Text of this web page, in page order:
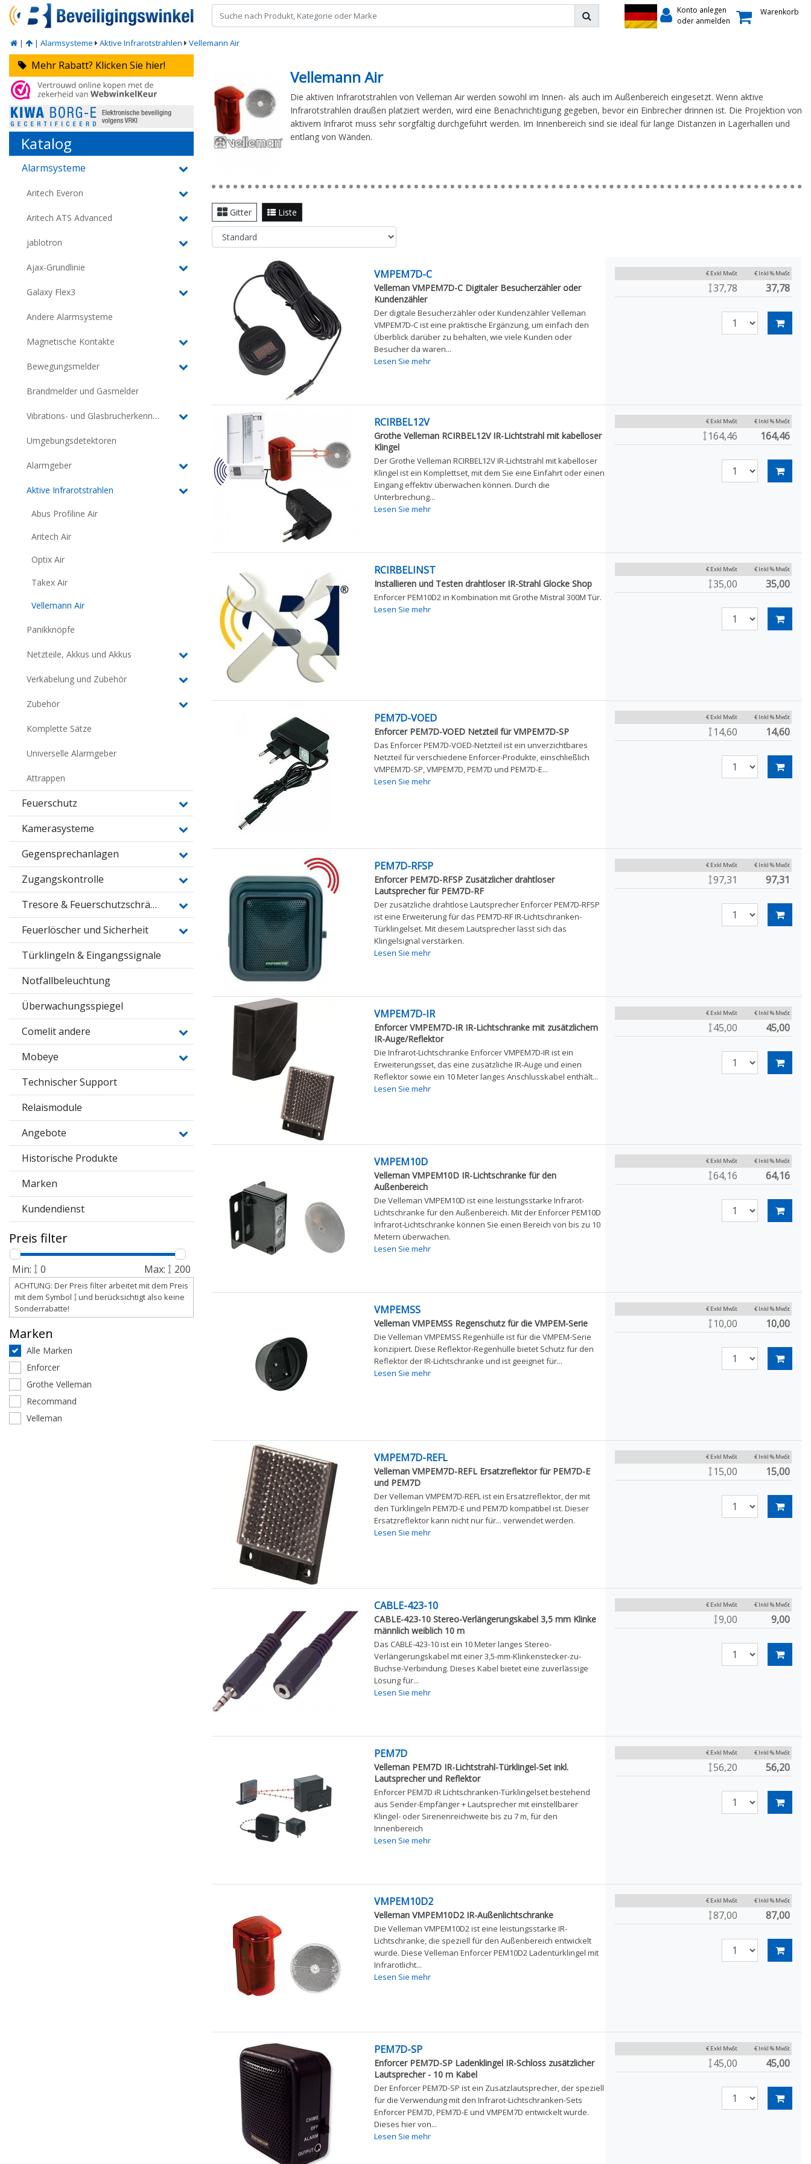
Konto anlegen
oder anmelden
Warenkorb
| | Alarmsysteme Aktive Infrarotstrahlen Vellemann Air
Mehr Rabatt? Klicken Sie hier!
Katalog
Alarmsysteme
Aritech Everon
Aritech ATS Advanced
jablotron
Ajax-Grundlinie
Galaxy Flex3
Andere Alarmsysteme
Magnetische Kontakte
Bewegungsmelder
Brandmelder und Gasmelder
Vibrations- und Glasbrucherkennung
Umgebungsdetektoren
Alarmgeber
Aktive Infrarotstrahlen
Abus Profiline Air
Aritech Air
Optix Air
Takex Air
Vellemann Air
Panikknöpfe
Netzteile, Akkus und Akkus
Verkabelung und Zubehör
Zubehör
Komplette Sätze
Universelle Alarmgeber
Attrappen
Feuerschutz
Kamerasysteme
Gegensprechanlagen
Zugangskontrolle
Tresore & Feuerschutzschränke
Feuerlöscher und Sicherheit
Türklingeln & Eingangssignale
Notfallbeleuchtung
Überwachungsspiegel
Comelit andere
Mobeye
Technischer Support
Relaismodule
Angebote
Historische Produkte
Marken
Kundendienst
Preis filter
Min: 0 Max: 200
ACHTUNG: Der Preis filter arbeitet mit dem Preis
mit dem Symbol
und berücksichtigt also keine
Sonderrabatte!
Marken
Alle Marken
Enforcer
Grothe Velleman
Recommand
Velleman
Vellemann Air
Die aktiven Infrarotstrahlen von Velleman Air werden sowohl im Innen- als auch im Außenbereich eingesetzt. Wenn aktive
Infrarotstrahlen draußen platziert werden, wird eine Benachrichtigung gegeben, bevor ein Einbrecher drinnen ist. Die Projektion von
aktivem Infrarot muss sehr sorgfältig durchgeführt werden. Im Innenbereich sind sie ideal für lange Distanzen in Lagerhallen und
entlang von Wänden.
Gitter Liste
VMPEM7D-C
Velleman VMPEM7D-C Digitaler Besucherzähler oder
Kundenzähler
Der digitale Besucherzähler oder Kundenzähler Velleman
VMPEM7D-C ist eine praktische Ergänzung, um einfach den
Überblick darüber zu behalten, wie viele Kunden oder
Besucher da waren...
Lesen Sie mehr
€ Exkl MwSt € Inkl % MwSt
37,78 37,78
RCIRBEL12V
Grothe Velleman RCIRBEL12V IR-Lichtstrahl mit kabelloser
Klingel
Der Grothe Velleman RCIRBEL12V IR-Lichtstrahl mit kabelloser
Klingel ist ein Komplettset, mit dem Sie eine Einfahrt oder einen
Eingang effektiv überwachen können. Durch die
Unterbrechung...
Lesen Sie mehr
€ Exkl MwSt € Inkl % MwSt
164,46 164,46
RCIRBELINST
Installieren und Testen drahtloser IR-Strahl Glocke Shop
Enforcer PEM10D2 in Kombination mit Grothe Mistral 300M Tür.
Lesen Sie mehr
€ Exkl MwSt € Inkl % MwSt
35,00 35,00
PEM7D-VOED
Enforcer PEM7D-VOED Netzteil für VMPEM7D-SP
Das Enforcer PEM7D-VOED-Netzteil ist ein unverzichtbares
Netzteil für verschiedene Enforcer-Produkte, einschließlich
VMPEM7D-SP, VMPEM7D, PEM7D und PEM7D-E...
Lesen Sie mehr
€ Exkl MwSt € Inkl % MwSt
14,60 14,60
PEM7D-RFSP
Enforcer PEM7D-RFSP Zusätzlicher drahtloser
Lautsprecher für PEM7D-RF
Der zusätzliche drahtlose Lautsprecher Enforcer PEM7D-RFSP
ist eine Erweiterung für das PEM7D-RF IR-Lichtschranken-
Türklingelset. Mit diesem Lautsprecher lässt sich das
Klingelsignal verstärken.
Lesen Sie mehr
€ Exkl MwSt € Inkl % MwSt
97,31 97,31
VMPEM7D-IR
Enforcer VMPEM7D-IR IR-Lichtschranke mit zusätzlichem
IR-Auge/Reflektor
Die Infrarot-Lichtschranke Enforcer VMPEM7D-IR ist ein
Erweiterungsset, das eine zusätzliche IR-Auge und einen
Reflektor sowie ein 10 Meter langes Anschlusskabel enthält...
Lesen Sie mehr
€ Exkl MwSt € Inkl % MwSt
45,00 45,00
VMPEM10D
Velleman VMPEM10D IR-Lichtschranke für den
Außenbereich
Die Velleman VMPEM10D ist eine leistungsstarke Infrarot-
Lichtschranke für den Außenbereich. Mit der Enforcer PEM10D
Infrarot-Lichtschranke können Sie einen Bereich von bis zu 10
Metern überwachen.
Lesen Sie mehr
€ Exkl MwSt € Inkl % MwSt
64,16 64,16
VMPEMSS
Velleman VMPEMSS Regenschutz für die VMPEM-Serie
Die Velleman VMPEMSS Regenhülle ist für die VMPEM-Serie
konzipiert. Diese Reflektor-Regenhülle bietet Schutz für den
Reflektor der IR-Lichtschranke und ist geeignet für...
Lesen Sie mehr
€ Exkl MwSt € Inkl % MwSt
10,00 10,00
VMPEM7D-REFL
Velleman VMPEM7D-REFL Ersatzreflektor für PEM7D-E
und PEM7D
Der Velleman VMPEM7D-REFL ist ein Ersatzreflektor, der mit
den Türklingeln PEM7D-E und PEM7D kompatibel ist. Dieser
Ersatzreflektor kann nicht nur für... verwendet werden.
Lesen Sie mehr
€ Exkl MwSt € Inkl % MwSt
15,00 15,00
CABLE-423-10
CABLE-423-10 Stereo-Verlängerungskabel 3,5 mm Klinke
männlich weiblich 10 m
Das CABLE-423-10 ist ein 10 Meter langes Stereo-
Verlängerungskabel mit einer 3,5-mm-Klinkenstecker-zu-
Buchse-Verbindung. Dieses Kabel bietet eine zuverlässige
Lösung für...
Lesen Sie mehr
€ Exkl MwSt € Inkl % MwSt
9,00 9,00
PEM7D
Velleman PEM7D IR-Lichtstrahl-Türklingel-Set inkl.
Lautsprecher und Reflektor
Enforcer PEM7D iR Lichtschranken-Türklingelset bestehend
aus Sender-Empfänger + Lautsprecher mit einstellbarer
Klingel- oder Sirenenreichweite bis zu 7 m, für den
Innenbereich
Lesen Sie mehr
€ Exkl MwSt € Inkl % MwSt
56,20 56,20
VMPEM10D2
Velleman VMPEM10D2 IR-Außenlichtschranke
Die Velleman VMPEM10D2 ist eine leistungsstarke IR-
Lichtschranke, die speziell für den Außenbereich entwickelt
wurde. Diese Velleman Enforcer PEM10D2 Ladentürklingel mit
Infrarotlicht...
Lesen Sie mehr
€ Exkl MwSt € Inkl % MwSt
87,00 87,00
PEM7D-SP
Enforcer PEM7D-SP Ladenklingel IR-Schloss zusätzlicher
Lautsprecher - 10 m Kabel
Der Enforcer PEM7D-SP ist ein Zusatzlautsprecher, der speziell
für die Verwendung mit den Infrarot-Lichtschranken-Sets
Enforcer PEM7D, PEM7D-E und VMPEM7D entwickelt wurde.
Dieses hier von...
Lesen Sie mehr
€ Exkl MwSt € Inkl % MwSt
45,00 45,00